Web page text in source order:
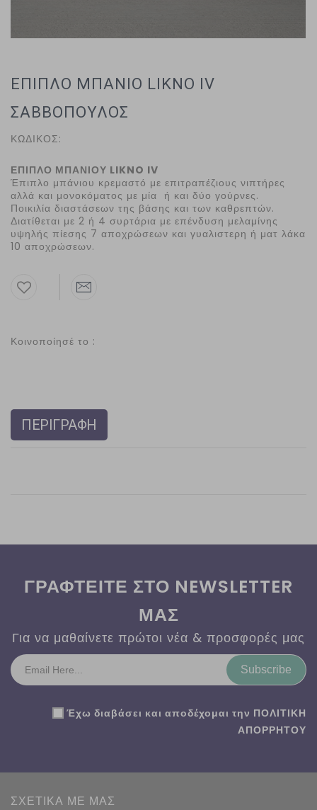
ΕΠΙΠΛΟ ΜΠΑΝΙΟ LIKNO IV
ΣΑΒΒΟΠΟΥΛΟΣ
ΚΩΔΙΚΟΣ:
ΕΠΙΠΛΟ ΜΠΑΝΙΟΥ LIKNO IV
Έπιπλο μπάνιου κρεμαστό με επιτραπέζιους νιπτήρες
αλλά και μονοκόματος με μία ή και δύο γούρνες.
Ποικιλία διαστάσεων της βάσης και των καθρεπτών.
Διατίθεται με 2 ή 4 συρτάρια με επένδυση μελαμίνης
υψηλής πίεσης 7 αποχρώσεων και γυαλιστερη ή ματ λάκα
10 αποχρώσεων.
Κοινοποίησέ το :
ΠΕΡΙΓΡΑΦΗ
ΓΡΑΦΤΕΙΤΕ ΣΤΟ NEWSLETTER
ΜΑΣ
Για να μαθαίνετε πρώτοι νέα & προσφορές μας
Subscribe
Έχω διαβάσει και αποδέχομαι την ΠΟΛΙΤΙΚΗ
ΑΠΟΡΡΗΤΟΥ
ΣΧΕΤΙΚΑ ΜΕ ΜΑΣ